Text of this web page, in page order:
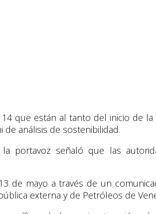
que están al tanto del inicio de
análisis de sostenibilidad.
la portavoz señaló que las
de mayo a través de un
externa y de Petróleos de